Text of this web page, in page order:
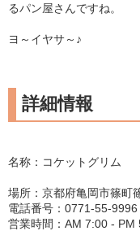
るパン屋さんですね。
ヨ～イヤサ～♪
詳細情報
名称：コケットグリム
場所：京都府亀岡市篠町
電話番号：0771-55-9996
営業時間：AM 7:00 - PM